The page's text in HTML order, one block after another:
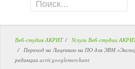
Веб-студия АКРИТ
Услуги Веб-студии
Переход на Лицензию на ПО для ЭВМ
редакции acrit.googlemerchant